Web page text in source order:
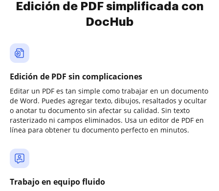
Edición de PDF simplificada con
DocHub
Edición de PDF sin complicaciones
Editar un PDF es tan simple como trabajar en un documento
de Word. Puedes agregar texto, dibujos, resaltados y ocultar
o anotar tu documento sin afectar su calidad. Sin texto
rasterizado ni campos eliminados. Usa un editor de PDF en
línea para obtener tu documento perfecto en minutos.
Trabajo en equipo fluido